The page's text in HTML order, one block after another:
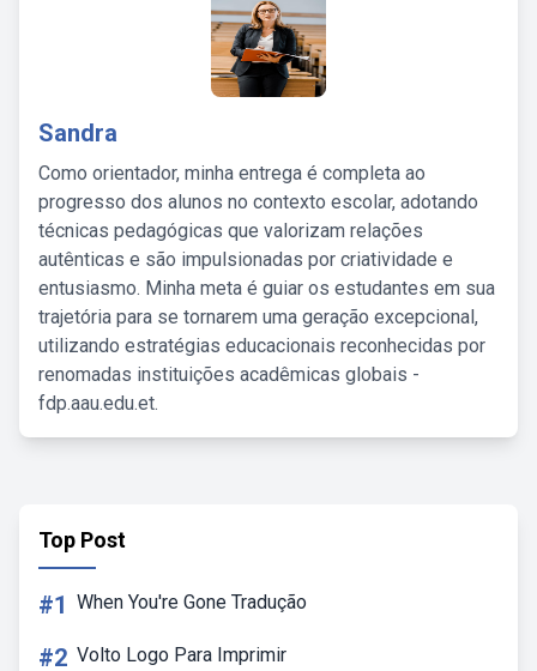
Sandra
Como orientador, minha entrega é completa ao
progresso dos alunos no contexto escolar, adotando
técnicas pedagógicas que valorizam relações
autênticas e são impulsionadas por criatividade e
entusiasmo. Minha meta é guiar os estudantes em sua
trajetória para se tornarem uma geração excepcional,
utilizando estratégias educacionais reconhecidas por
renomadas instituições acadêmicas globais -
fdp.aau.edu.et.
Top Post
#1 When You're Gone Tradução
#2 Volto Logo Para Imprimir